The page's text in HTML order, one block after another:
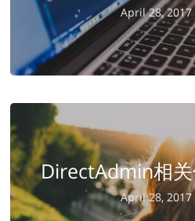
April 28, 2017
DirectAdmin相
April 28, 2017